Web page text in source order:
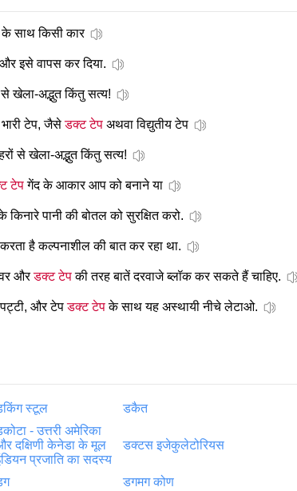
के साथ किसी कार
इसे वापस कर दिया.
खेला-अद्भुत किंतु सत्य!
भारी टेप, जैसेडक्ट टेप अथवा विद्युतीय टेप
से खेला-अद्भुत किंतु सत्य!
टेपगेंद के आकार आप को बनाने या
पानी की बोतल को सुरक्षित करो.
है कल्पनाशील की बात कर रहा था.
औरडक्ट टेपकी तरह बातें दरवाजे ब्लॉक कर सकते हैं चाहिए.
पट्टी, और टेपडक्ट टेपके साथ यह अस्थायी नीचे लेटाओ.
स्टूल डकैत
- उत्तरी अमेरिका
दक्षिणी केनेडा के मूल
प्रजाति का सदस्य
डक्टस इजेकुलेटोरियस
डगमग कोण